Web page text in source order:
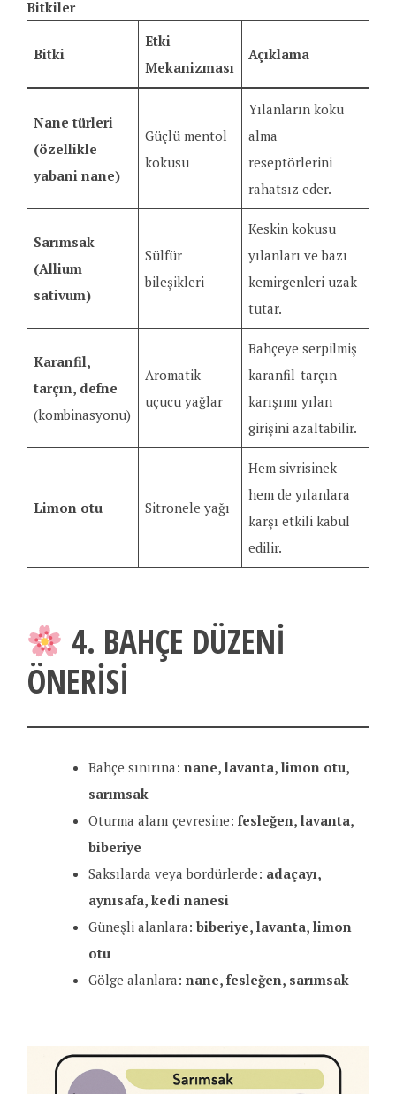
Bitkiler
Bitki
Etki
Mekanizması
Açıklama
Nane türleri
(özellikle
yabani nane)
Güçlü mentol
kokusu
Yılanların koku
alma
reseptörlerini
rahatsız eder.
Sarımsak
(Allium
sativum)
Sülfür
bileşikleri
Keskin kokusu
yılanları ve bazı
kemirgenleri uzak
tutar.
Karanfil,
tarçın, defne
(kombinasyonu)
Aromatik
uçucu yağlar
Bahçeye serpilmiş
karanfil-tarçın
karışımı yılan
girişini azaltabilir.
Limon otu Sitronele yağı
Hem sivrisinek
hem de yılanlara
karşı etkili kabul
edilir.
4. BAHÇE DÜZENI
ÖNERISI
Bahçe sınırına: nane, lavanta, limon otu,
sarımsak
Oturma alanı çevresine: fesleğen, lavanta,
biberiye
Saksılarda veya bordürlerde: adaçayı,
aynısafa, kedi nanesi
Güneşli alanlara: biberiye, lavanta, limon
otu
Gölge alanlara: nane, fesleğen, sarımsak